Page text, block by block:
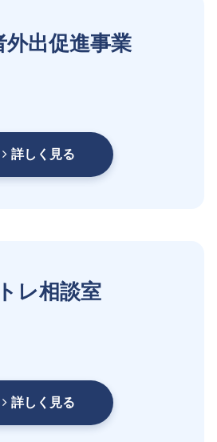
外出促進事業
詳しく見る
レ相談室
詳しく見る